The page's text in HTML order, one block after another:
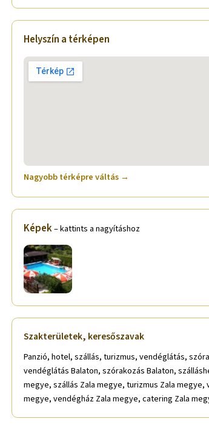
Helyszín a térképen
Nagyobb térképre váltás →
Képek– kattints a nagyításhoz
Szakterületek, keresőszavak
Panzió, hotel, szállás, turizmus, vendéglátás,
vendéglátás Balaton, szórakozás Balaton,
megye, szállás Zala megye, turizmus Zala
megye, vendégház Zala megye, catering Zala